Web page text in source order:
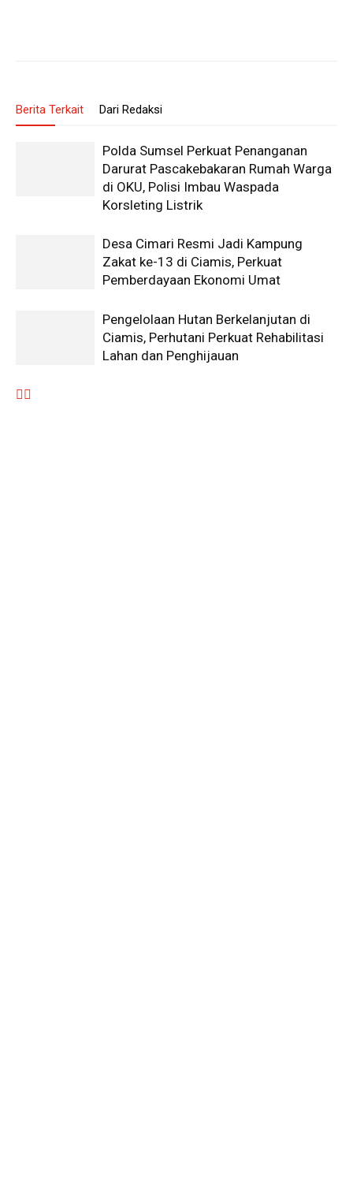
Berita Terkait Dari Redaksi
Polda Sumsel Perkuat Penanganan
Darurat Pascakebakaran Rumah Warga
di OKU, Polisi Imbau Waspada
Korsleting Listrik
Desa Cimari Resmi Jadi Kampung
Zakat ke-13 di Ciamis, Perkuat
Pemberdayaan Ekonomi Umat
Pengelolaan Hutan Berkelanjutan di
Ciamis, Perhutani Perkuat Rehabilitasi
Lahan dan Penghijauan